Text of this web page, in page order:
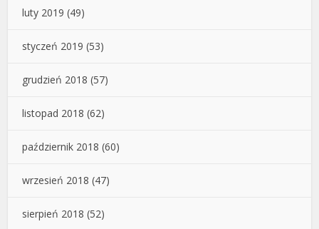
luty 2019 (49)
styczeń 2019 (53)
grudzień 2018 (57)
listopad 2018 (62)
październik 2018 (60)
wrzesień 2018 (47)
sierpień 2018 (52)